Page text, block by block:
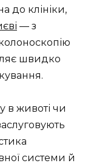
до клініки,
— з
швидко
в животі чи
системи й